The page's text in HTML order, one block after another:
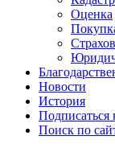
Оценка
Новости
История
Подписаться
Поиск по